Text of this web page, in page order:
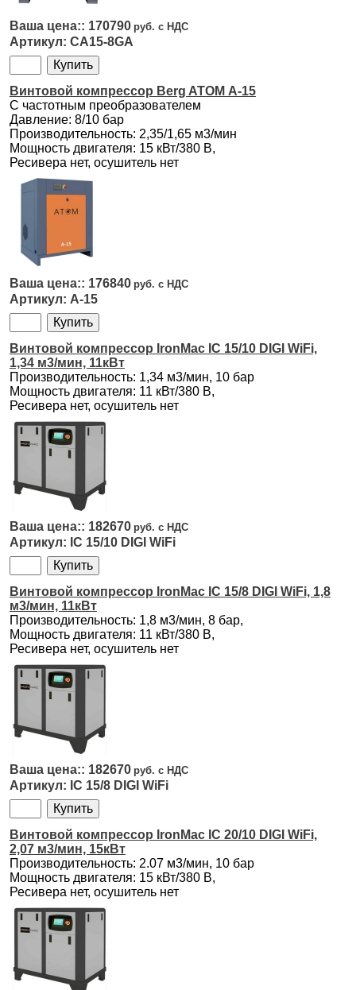
170790
CA15-8GA
Винтовой компрессор Berg ATOM А-15
С частотным преобразователем
Давление: 8/10 бар
Производительность: 2,35/1,65 м3/мин
Мощность двигателя: 15 кВт/380 В,
Ресивера нет, осушитель нет
176840
А-15
Винтовой компрессор IronMac IC 15/10 DIGI WiFi,
1,34 м3/мин, 11кВт
Производительность: 1,34 м3/мин, 10 бар
Мощность двигателя: 11 кВт/380 В,
Ресивера нет, осушитель нет
182670
IC 15/10 DIGI WiFi
Винтовой компрессор IronMac IC 15/8 DIGI WiFi, 1,8
м3/мин, 11кВт
Производительность: 1,8 м3/мин, 8 бар,
Мощность двигателя: 11 кВт/380 В,
Ресивера нет, осушитель нет
182670
IC 15/8 DIGI WiFi
Винтовой компрессор IronMac IC 20/10 DIGI WiFi,
2,07 м3/мин, 15кВт
Производительность: 2.07 м3/мин, 10 бар
Мощность двигателя: 15 кВт/380 В,
Ресивера нет, осушитель нет